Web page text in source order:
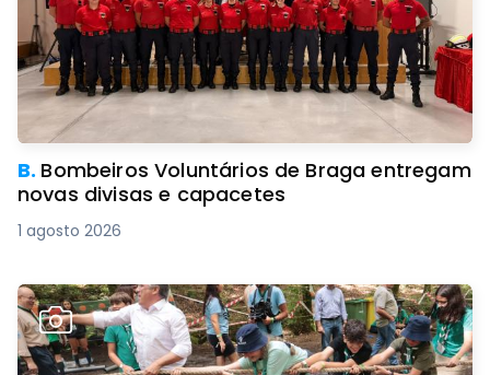
B. Bombeiros Voluntários de Braga entregam
novas divisas e capacetes
1 agosto 2026